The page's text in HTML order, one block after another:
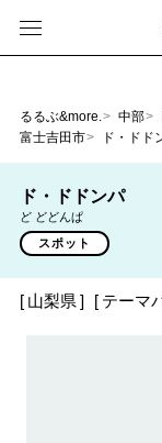
るるぶ&more. 中部
富士吉田市
ド・ドド
ド・ドドンパ
ど どどんぱ
スポット
山梨県 テーマ